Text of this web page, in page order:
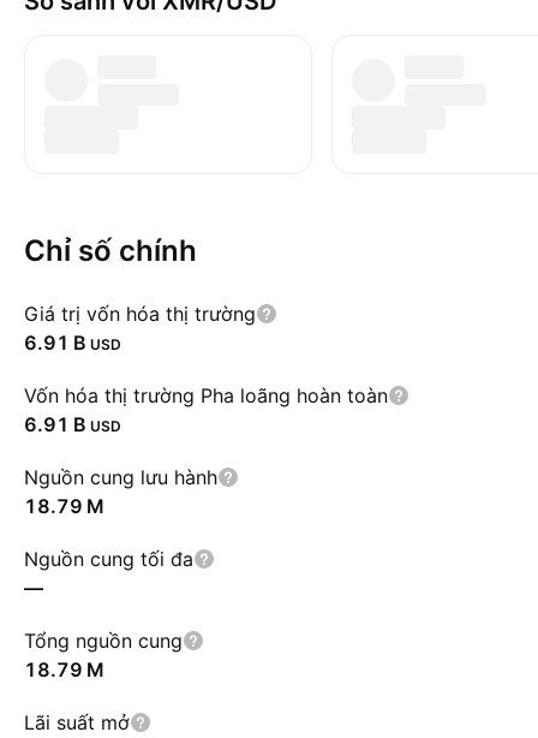
Chỉ số chính
Giá trị vốn hóa thị trường
‪6.91 B‬ USD
Vốn hóa thị trường Pha loãng hoàn toàn
‪6.91 B‬ USD
Nguồn cung lưu hành
‪18.79 M‬
Nguồn cung tối đa
—
Tổng nguồn cung
‪18.79 M‬
Lãi suất mở